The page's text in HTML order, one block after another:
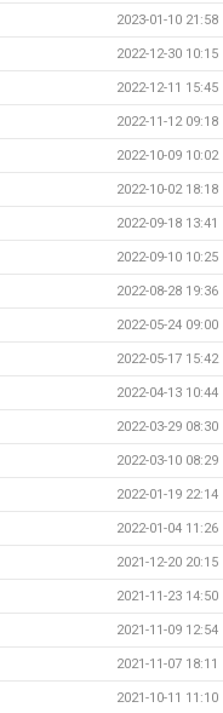
2023-01-10 21:58
2022-12-30 10:15
2022-12-11 15:45
2022-11-12 09:18
2022-10-09 10:02
2022-10-02 18:18
2022-09-18 13:41
2022-09-10 10:25
2022-08-28 19:36
2022-05-24 09:00
2022-05-17 15:42
2022-04-13 10:44
2022-03-29 08:30
2022-03-10 08:29
2022-01-19 22:14
2022-01-04 11:26
2021-12-20 20:15
2021-11-23 14:50
2021-11-09 12:54
2021-11-07 18:11
2021-10-11 11:10